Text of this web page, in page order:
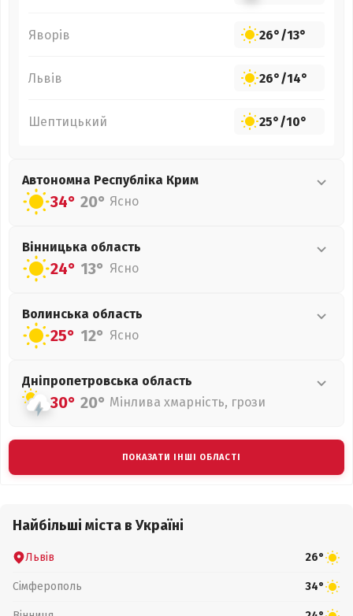
Яворів 26°/13°
Львів 26°/14°
Шептицький 25°/10°
Автономна Республіка Крим
34° 20° Ясно
Вінницька область
24° 13° Ясно
Волинська область
25° 12° Ясно
Дніпропетровська область
30° 20° Мінлива хмарність, грози
ПОКАЗАТИ ІНШІ ОБЛАСТІ
Найбільші міста в Україні
Львів 26°
Сімферополь 34°